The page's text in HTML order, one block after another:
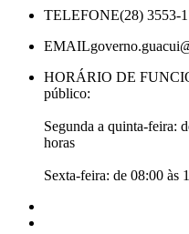
TELEFONE(28) 3553-
EMAIL
HORÁRIO DE
público:
Segunda a quinta-feira:
horas
Sexta-feira: de 08:00 às